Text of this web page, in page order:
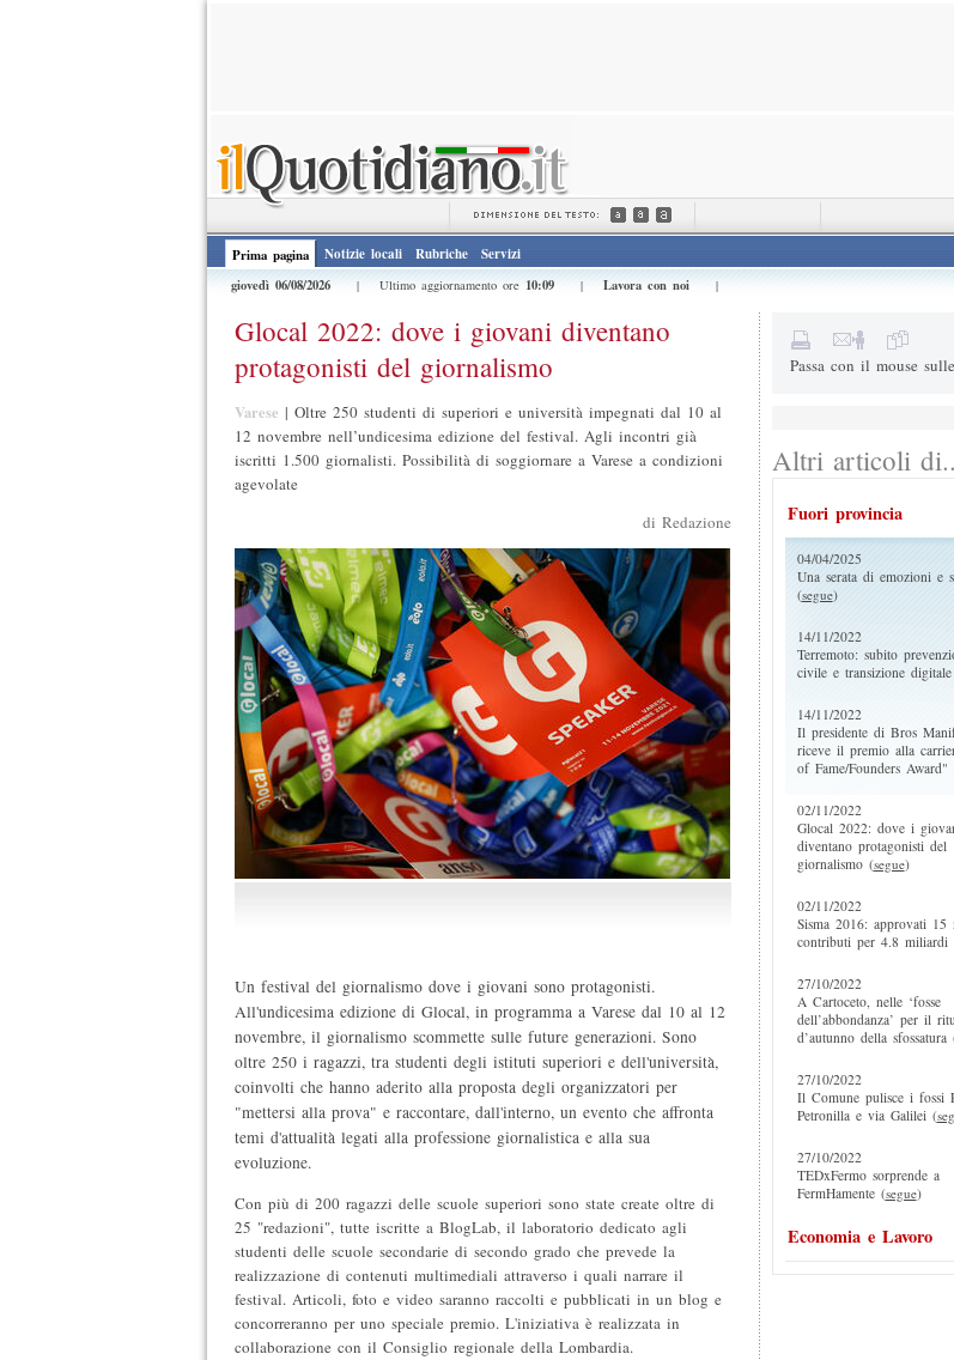
Prima pagina Notizie locali Rubriche
Servizi
giovedì 06/08/2026
| Ultimo aggiornamento ore 10:09| Lavora con noi|
Glocal 2022: dove i giovani diventano
protagonisti del giornalismo
Varese | Oltre 250 studenti di superiori e università impegnati dal 10 al
12 novembre nell’undicesima edizione del festival. Agli incontri già
iscritti 1.500 giornalisti. Possibilità di soggiornare a Varese a condizioni
agevolate
di Redazione
Un festival del giornalismo dove i giovani sono protagonisti.
All'undicesima edizione di Glocal, in programma a Varese dal 10 al 12
novembre, il giornalismo scommette sulle future generazioni. Sono
oltre 250 i ragazzi, tra studenti degli istituti superiori e dell'università,
coinvolti che hanno aderito alla proposta degli organizzatori per
"mettersi alla prova" e raccontare, dall'interno, un evento che affronta
temi d'attualità legati alla professione giornalistica e alla sua
evoluzione.
Con più di 200 ragazzi delle scuole superiori sono state create oltre di
25 "redazioni", tutte iscritte a BlogLab, il laboratorio dedicato agli
studenti delle scuole secondarie di secondo grado che prevede la
realizzazione di contenuti multimediali attraverso i quali narrare il
festival. Articoli, foto e video saranno raccolti e pubblicati in un blog e
concorreranno per uno speciale premio. L'iniziativa è realizzata in
collaborazione con il Consiglio regionale della Lombardia.
Passa con il mouse
Il tuo nome
Altri articoli
Fuori provincia
04/04/2025
Una serata di emozioni e
(segue)
14/11/2022
Terremoto: subito
civile e transizione
14/11/2022
Il presidente di Bros
riceve il premio alla
of Fame/Founders Award"
02/11/2022
Glocal 2022: dove i
diventano protagonisti del
giornalismo (segue)
02/11/2022
Sisma 2016: approvati 15
contributi per 4.8 miliardi
27/10/2022
A Cartoceto, nelle ‘fosse
dell’abbondanza’ per il
d’autunno della sfossatura
27/10/2022
Il Comune pulisce i fossi
Petronilla e via Galilei (
27/10/2022
TEDxFermo sorprende a
FermHamente (segue)
Economia e Lavoro